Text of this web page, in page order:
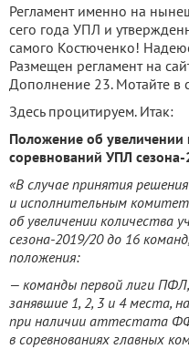
Регламент именно на
сего года УПЛ и
самого Костюченко!
Размещен регламент на
Дополнение 23. Мотайте в
Здесь процитируем. Итак:
Положение об увеличении
соревнований УПЛ
«В случае принятия
и исполнительным
об увеличении количества
сезона-2019/20 до 16
положения:
— команды первой лиги
занявшие 1, 2, 3 и 4 места,
при наличии аттестата
в соревнованиях главных